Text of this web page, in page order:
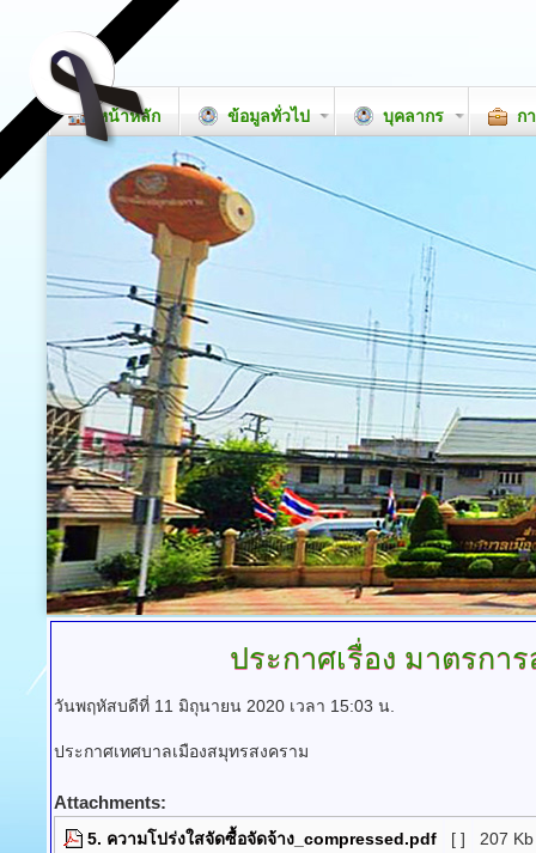
หน้าหลัก ข้อมูลทั่วไป บุคลากร ก
ประกาศเรื่อง มาตรการ
วันพฤหัสบดีที่ 11 มิถุนายน 2020 เวลา 15:03 น.
ประกาศเทศบาลเมืองสมุทรสงคราม
Attachments:
5. ความโปร่งใสจัดซื้อจัดจ้าง_compressed.pdf [ ] 207 Kb